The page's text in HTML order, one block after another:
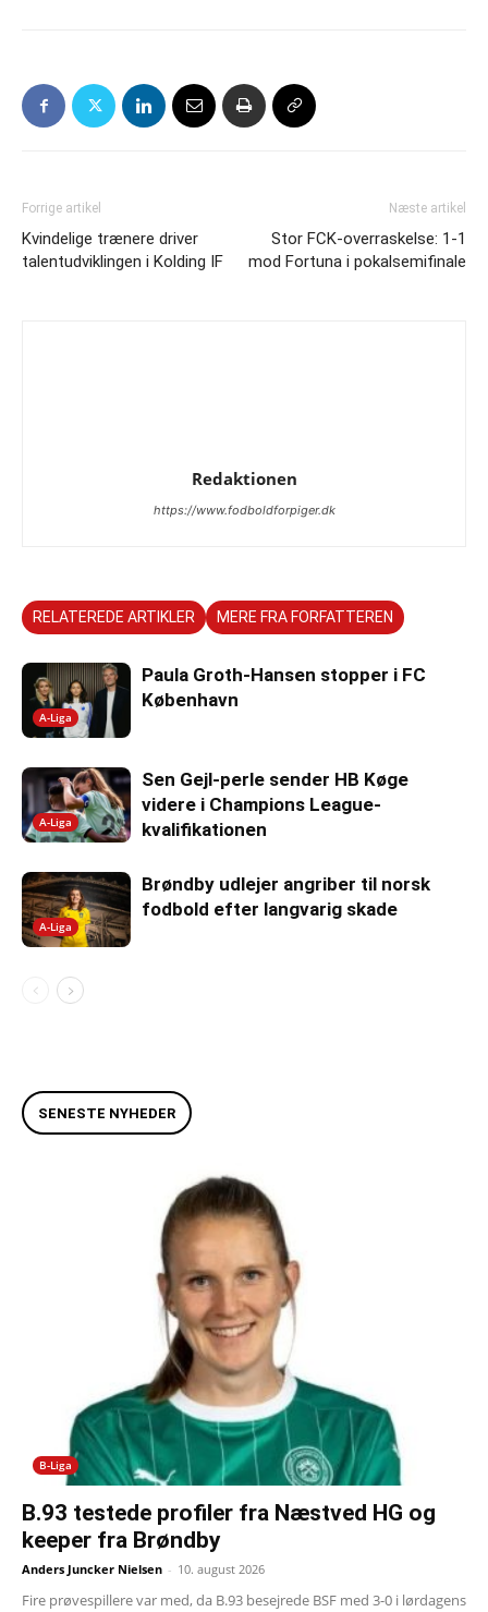
Forrige artikel
Kvindelige trænere driver
talentudviklingen i Kolding IF
Næste artikel
Stor FCK-overraskelse: 1-1
mod Fortuna i pokalsemifinale
Redaktionen
https://www.fodboldforpiger.dk
RELATEREDE ARTIKLER MERE FRA FORFATTEREN
A-Liga
Paula Groth-Hansen stopper i FC
København
A-Liga
Sen Gejl-perle sender HB Køge
videre i Champions League-
kvalifikationen
A-Liga
Brøndby udlejer angriber til norsk
fodbold efter langvarig skade
SENESTE NYHEDER
B-Liga
B.93 testede profiler fra Næstved HG og
keeper fra Brøndby
Anders Juncker Nielsen - 10. august 2026
Fire prøvespillere var med, da B.93 besejrede BSF med 3-0 i lørdagens